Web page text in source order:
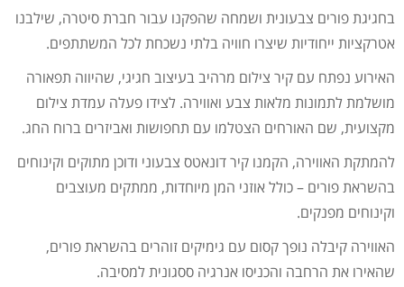
בחגיגת פורים צבעונית ושמחה שהפקנו עבור חברת סיטרה, שילבנו
אטרקציות ייחודיות שיצרו חוויה בלתי נשכחת לכל המשתתפים.
האירוע נפתח עם קיר צילום מרהיב בעיצוב חגיגי, שהיווה תפאורה
מושלמת לתמונות מלאות צבע ואווירה. לצידו פעלה עמדת צילום
מקצועית, שם האורחים הצטלמו עם תחפושות ואביזרים ברוח החג.
להמתקת האווירה, הקמנו קיר דונאטס צבעוני ודוכן מתוקים וקינוחים
בהשראת פורים – כולל אוזני המן מיוחדות, ממתקים מעוצבים
וקינוחים מפנקים.
האווירה קיבלה נופך קסום עם גימיקים זוהרים בהשראת פורים,
שהאירו את הרחבה והכניסו אנרגיה ססגונית למסיבה.